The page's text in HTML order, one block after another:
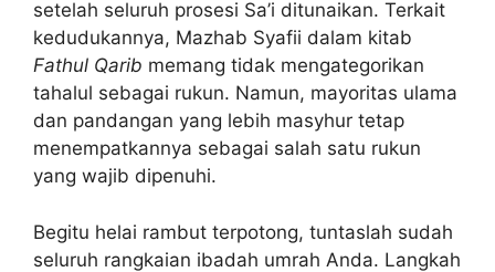
setelah seluruh prosesi Sa’i ditunaikan. Terkait
kedudukannya, Mazhab Syafii dalam kitab
Fathul Qarib memang tidak mengategorikan
tahalul sebagai rukun. Namun, mayoritas ulama
dan pandangan yang lebih masyhur tetap
menempatkannya sebagai salah satu rukun
yang wajib dipenuhi.
Begitu helai rambut terpotong, tuntaslah sudah
seluruh rangkaian ibadah umrah Anda. Langkah